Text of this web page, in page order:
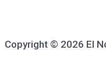
Copyright © 2026 El